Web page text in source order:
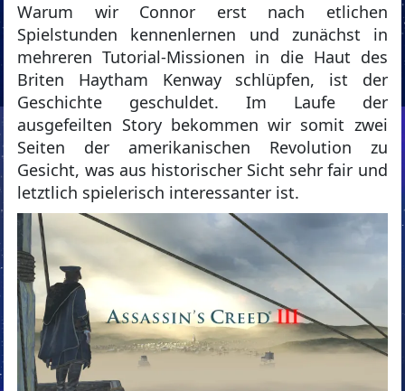
Warum wir Connor erst nach etlichen
Spielstunden kennenlernen und zunächst in
mehreren Tutorial-Missionen in die Haut des
Briten Haytham Kenway schlüpfen, ist der
Geschichte geschuldet. Im Laufe der
ausgefeilten Story bekommen wir somit zwei
Seiten der amerikanischen Revolution zu
Gesicht, was aus historischer Sicht sehr fair und
letztlich spielerisch interessanter ist.